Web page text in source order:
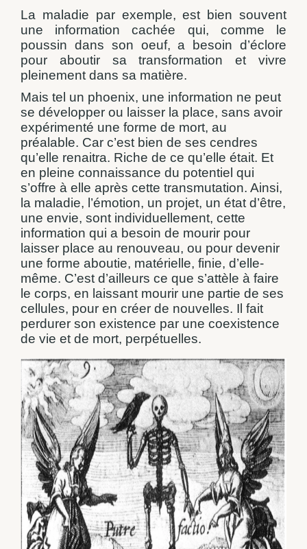
La maladie par exemple, est bien souvent
une information cachée qui, comme le
poussin dans son oeuf, a besoin d’éclore
pour aboutir sa transformation et vivre
pleinement dans sa matière.
Mais tel un phoenix, une information ne peut
se développer ou laisser la place, sans avoir
expérimenté une forme de mort, au
préalable. Car c’est bien de ses cendres
qu’elle renaitra. Riche de ce qu’elle était. Et
en pleine connaissance du potentiel qui
s’offre à elle après cette transmutation. Ainsi,
la maladie, l’émotion, un projet, un état d’être,
une envie, sont individuellement, cette
information qui a besoin de mourir pour
laisser place au renouveau, ou pour devenir
une forme aboutie, matérielle, finie, d’elle-
même. C’est d’ailleurs ce que s’attèle à faire
le corps, en laissant mourir une partie de ses
cellules, pour en créer de nouvelles. Il fait
perdurer son existence par une coexistence
de vie et de mort, perpétuelles.